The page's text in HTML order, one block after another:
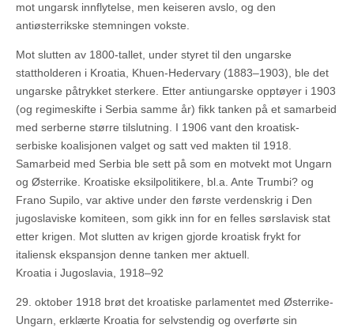
mot ungarsk innflytelse, men keiseren avslo, og den
antiøsterrikske stemningen vokste.
Mot slutten av 1800-tallet, under styret til den ungarske
stattholderen i Kroatia, Khuen-Hedervary (1883–1903), ble det
ungarske påtrykket sterkere. Etter antiungarske opptøyer i 1903
(og regimeskifte i Serbia samme år) fikk tanken på et samarbeid
med serberne større tilslutning. I 1906 vant den kroatisk-
serbiske koalisjonen valget og satt ved makten til 1918.
Samarbeid med Serbia ble sett på som en motvekt mot Ungarn
og Østerrike. Kroatiske eksilpolitikere, bl.a. Ante Trumbi? og
Frano Supilo, var aktive under den første verdenskrig i Den
jugoslaviske komiteen, som gikk inn for en felles sørslavisk stat
etter krigen. Mot slutten av krigen gjorde kroatisk frykt for
italiensk ekspansjon denne tanken mer aktuell.
Kroatia i Jugoslavia, 1918–92
29. oktober 1918 brøt det kroatiske parlamentet med Østerrike-
Ungarn, erklærte Kroatia for selvstendig og overførte sin